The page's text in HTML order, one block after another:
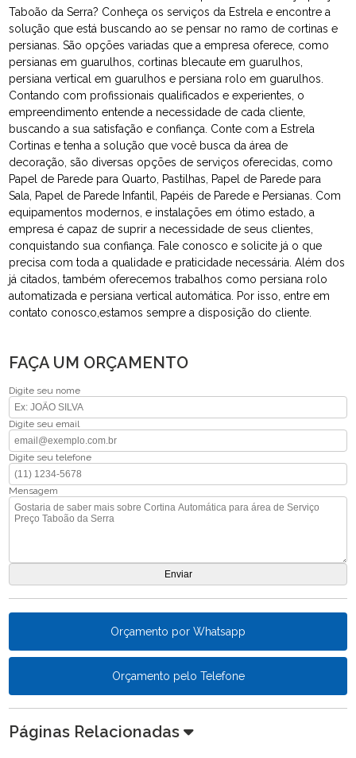
Taboão da Serra? Conheça os serviços da Estrela e encontre a
solução que está buscando ao se pensar no ramo de cortinas e
persianas. São opções variadas que a empresa oferece, como
persianas em guarulhos, cortinas blecaute em guarulhos,
persiana vertical em guarulhos e persiana rolo em guarulhos.
Contando com profissionais qualificados e experientes, o
empreendimento entende a necessidade de cada cliente,
buscando a sua satisfação e confiança. Conte com a Estrela
Cortinas e tenha a solução que você busca da área de
decoração, são diversas opções de serviços oferecidas, como
Papel de Parede para Quarto, Pastilhas, Papel de Parede para
Sala, Papel de Parede Infantil, Papéis de Parede e Persianas. Com
equipamentos modernos, e instalações em ótimo estado, a
empresa é capaz de suprir a necessidade de seus clientes,
conquistando sua confiança. Fale conosco e solicite já o que
precisa com toda a qualidade e praticidade necessária. Além dos
já citados, também oferecemos trabalhos como persiana rolo
automatizada e persiana vertical automática. Por isso, entre em
contato conosco,estamos sempre a disposição do cliente.
FAÇA UM ORÇAMENTO
Digite seu nome
Digite seu email
Digite seu telefone
Mensagem
Orçamento por Whatsapp
Orçamento pelo Telefone
Páginas Relacionadas